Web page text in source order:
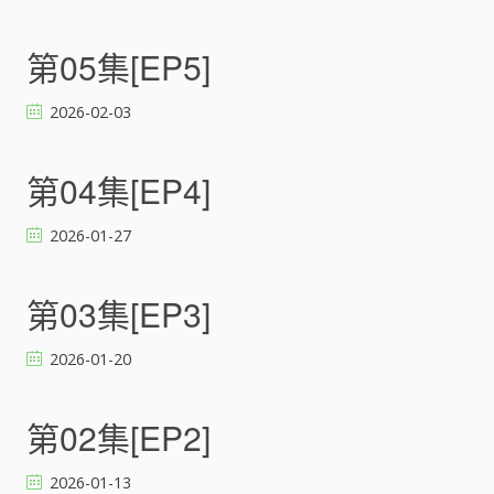
第05集[EP5]
2026-02-03
第04集[EP4]
2026-01-27
第03集[EP3]
2026-01-20
第02集[EP2]
2026-01-13